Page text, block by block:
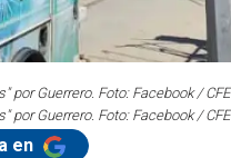
Guerrero. Foto: Facebook /
Guerrero. Foto: Facebook /
en